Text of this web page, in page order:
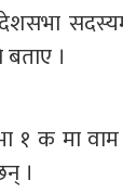
।
१ क मा
।